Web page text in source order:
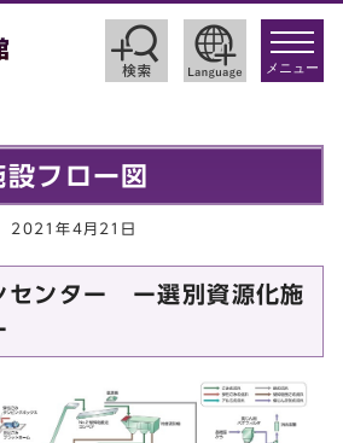
toggle
メニュー
フロー図
2021年4月21日
センター ー選別資源化施